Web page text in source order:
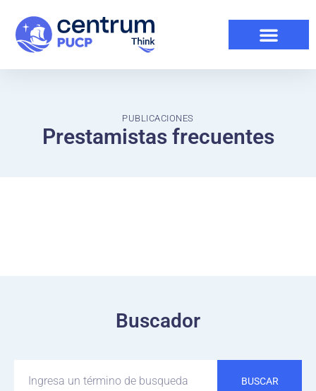
PUBLICACIONES
Prestamistas frecuentes
Buscador
BUSCAR